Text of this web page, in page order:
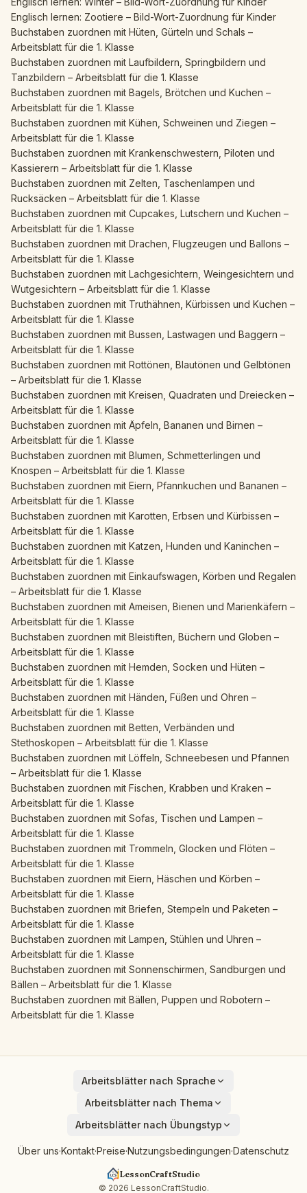
Englisch lernen: Zootiere – Bild-Wort-Zuordnung für Kinder
Buchstaben zuordnen mit Hüten, Gürteln und Schals –
Arbeitsblatt für die 1. Klasse
Buchstaben zuordnen mit Laufbildern, Springbildern und
Tanzbildern – Arbeitsblatt für die 1. Klasse
Buchstaben zuordnen mit Bagels, Brötchen und Kuchen –
Arbeitsblatt für die 1. Klasse
Buchstaben zuordnen mit Kühen, Schweinen und Ziegen –
Arbeitsblatt für die 1. Klasse
Buchstaben zuordnen mit Krankenschwestern, Piloten und
Kassierern – Arbeitsblatt für die 1. Klasse
Buchstaben zuordnen mit Zelten, Taschenlampen und
Rucksäcken – Arbeitsblatt für die 1. Klasse
Buchstaben zuordnen mit Cupcakes, Lutschern und Kuchen –
Arbeitsblatt für die 1. Klasse
Buchstaben zuordnen mit Drachen, Flugzeugen und Ballons –
Arbeitsblatt für die 1. Klasse
Buchstaben zuordnen mit Lachgesichtern, Weingesichtern und
Wutgesichtern – Arbeitsblatt für die 1. Klasse
Buchstaben zuordnen mit Truthähnen, Kürbissen und Kuchen –
Arbeitsblatt für die 1. Klasse
Buchstaben zuordnen mit Bussen, Lastwagen und Baggern –
Arbeitsblatt für die 1. Klasse
Buchstaben zuordnen mit Rottönen, Blautönen und Gelbtönen
– Arbeitsblatt für die 1. Klasse
Buchstaben zuordnen mit Kreisen, Quadraten und Dreiecken –
Arbeitsblatt für die 1. Klasse
Buchstaben zuordnen mit Äpfeln, Bananen und Birnen –
Arbeitsblatt für die 1. Klasse
Buchstaben zuordnen mit Blumen, Schmetterlingen und
Knospen – Arbeitsblatt für die 1. Klasse
Buchstaben zuordnen mit Eiern, Pfannkuchen und Bananen –
Arbeitsblatt für die 1. Klasse
Buchstaben zuordnen mit Karotten, Erbsen und Kürbissen –
Arbeitsblatt für die 1. Klasse
Buchstaben zuordnen mit Katzen, Hunden und Kaninchen –
Arbeitsblatt für die 1. Klasse
Buchstaben zuordnen mit Einkaufswagen, Körben und Regalen
– Arbeitsblatt für die 1. Klasse
Buchstaben zuordnen mit Ameisen, Bienen und Marienkäfern –
Arbeitsblatt für die 1. Klasse
Buchstaben zuordnen mit Bleistiften, Büchern und Globen –
Arbeitsblatt für die 1. Klasse
Buchstaben zuordnen mit Hemden, Socken und Hüten –
Arbeitsblatt für die 1. Klasse
Buchstaben zuordnen mit Händen, Füßen und Ohren –
Arbeitsblatt für die 1. Klasse
Buchstaben zuordnen mit Betten, Verbänden und
Stethoskopen – Arbeitsblatt für die 1. Klasse
Buchstaben zuordnen mit Löffeln, Schneebesen und Pfannen
– Arbeitsblatt für die 1. Klasse
Buchstaben zuordnen mit Fischen, Krabben und Kraken –
Arbeitsblatt für die 1. Klasse
Buchstaben zuordnen mit Sofas, Tischen und Lampen –
Arbeitsblatt für die 1. Klasse
Buchstaben zuordnen mit Trommeln, Glocken und Flöten –
Arbeitsblatt für die 1. Klasse
Buchstaben zuordnen mit Eiern, Häschen und Körben –
Arbeitsblatt für die 1. Klasse
Buchstaben zuordnen mit Briefen, Stempeln und Paketen –
Arbeitsblatt für die 1. Klasse
Buchstaben zuordnen mit Lampen, Stühlen und Uhren –
Arbeitsblatt für die 1. Klasse
Buchstaben zuordnen mit Sonnenschirmen, Sandburgen und
Bällen – Arbeitsblatt für die 1. Klasse
Buchstaben zuordnen mit Bällen, Puppen und Robotern –
Arbeitsblatt für die 1. Klasse
Arbeitsblätter nach Sprache
English
Español
Français
Nederlands
Arbeitsblätter nach Thema
Tiere
Früchte
Rund ums Haus
Arbeitsblätter nach Übungstyp
Addition
Kryptogramm
Über uns·Kontakt·Preise·Nutzungsbedingungen·Datenschutz
LessonCraftStudio
© 2026 LessonCraftStudio.